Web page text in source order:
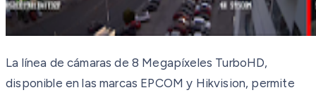
La línea de cámaras de 8 Megapíxeles TurboHD,
disponible en las marcas EPCOM y Hikvision, permite